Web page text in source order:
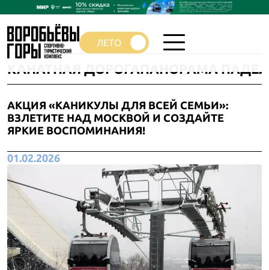
КАНАТНАЯ ДОРОГАПАНОРАМА ПАДЕЛ
АКЦИЯ «КАНИКУЛЫ ДЛЯ ВСЕЙ СЕМЬИ»:
ВЗЛЕТИТЕ НАД МОСКВОЙ И СОЗДАЙТЕ
ЯРКИЕ ВОСПОМИНАНИЯ!
01.02.2026